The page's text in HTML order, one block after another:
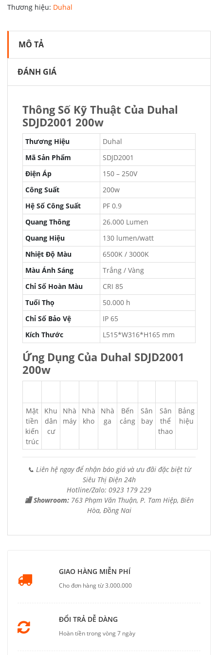
Thương hiệu: Duhal
MÔ TẢ
ĐÁNH GIÁ
Thông Số Kỹ Thuật Của Duhal
SDJD2001 200w
Thương Hiệu
Duhal
Mã Sản Phẩm
SDJD2001
Điện Áp
150 – 250V
Công Suất
200w
Hệ Số Công Suất
PF 0.9
Quang Thông
26.000 Lumen
Quang Hiệu
130 lumen/watt
Nhiệt Độ Màu
6500K / 3000K
Màu Ánh Sáng
Trắng / Vàng
Chỉ Số Hoàn Màu
CRI 85
Tuổi Thọ
50.000 h
Chỉ Số Bảo Vệ
IP 65
Kích Thước
L515*W316*H165 mm
Ứng Dụng Của Duhal SDJD2001
200w
Mặt
tiền
kiến
trúc
Khu
dân
cư
Nhà
máy
Nhà
kho
Nhà
ga
Bến
cảng
Sân
bay
Sân
thể
thao
Bảng
hiệu
📞 Liên hệ ngay để nhận báo giá và ưu đãi đặc biệt từ
Siêu Thị Điện 24h
Hotline/Zalo: 0923 179 229
🏬 Showroom: 763 Phạm Văn Thuận, P. Tam Hiệp, Biên
Hòa, Đồng Nai
GIAO HÀNG MIỄN PHÍ
Cho đơn hàng từ 3.000.000
ĐỔI TRẢ DỄ DÀNG
Hoàn tiền trong vòng 7 ngày